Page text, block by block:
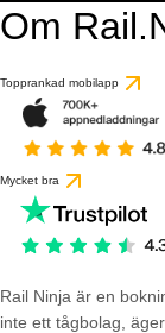
Om
Topprankad mobilapp
Mycket bra
Rail Ninja är en
inte ett tågbolag,